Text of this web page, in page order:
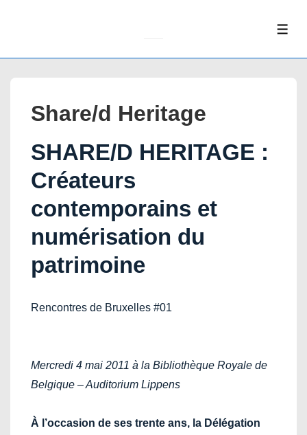
Share/d Heritage
SHARE/D HERITAGE :
Créateurs
contemporains et
numérisation du
patrimoine
Rencontres de Bruxelles #01
Mercredi 4 mai 2011 à la Bibliothèque Royale de
Belgique – Auditorium Lippens
À l’occasion de ses trente ans, la Délégation